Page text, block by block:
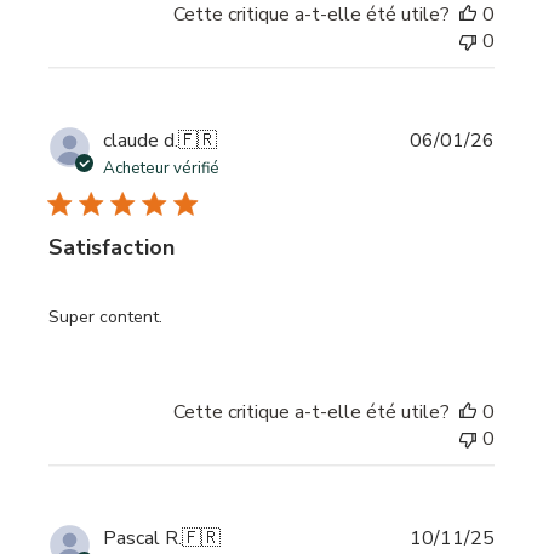
Cette critique a-t-elle été utile?
0
0
claude d.🇫🇷
Acheteur vérifié
Satisfaction
Super content.
06/01/26
Cette critique a-t-elle été utile?
0
0
Pascal R.🇫🇷
Date
10/11/25